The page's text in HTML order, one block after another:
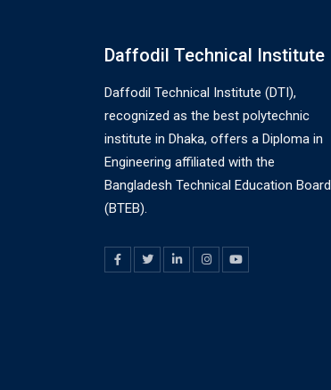
Daffodil Technical Institute
Daffodil Technical Institute (DTI),
recognized as the best polytechnic
institute in Dhaka, offers a Diploma in
Engineering affiliated with the
Bangladesh Technical Education Board
(BTEB).